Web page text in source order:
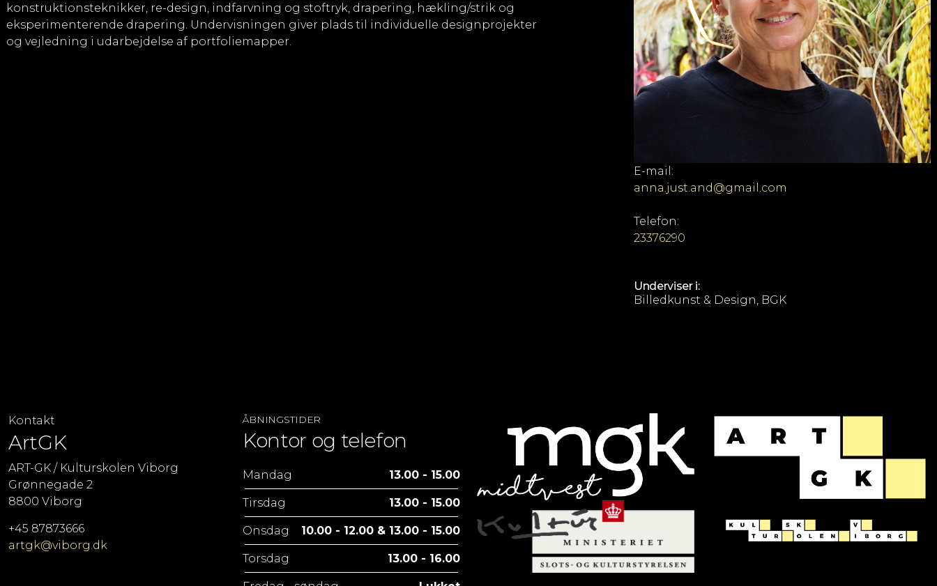
konstruktionsteknikker, re-design, indfarvning og stoftryk, drapering, hækling/strik og
eksperimenterende drapering. Undervisningen giver plads til individuelle designprojekter
og vejledning i udarbejdelse af portfoliemapper.
E-mail:
anna.just.and@gmail.com
Telefon:
23376290
Underviser i:
Billedkunst & Design, BGK
Kontakt
ArtGK
ART-GK / Kulturskolen Viborg
Grønnegade 2
8800 Viborg
+45 87873666
artgk@viborg.dk
ÅBNINGSTIDER
Kontor og telefon
Mandag 13.00 - 15.00
Tirsdag 13.00 - 15.00
Onsdag 10.00 - 12.00 & 13.00 - 15.00
Torsdag 13.00 - 16.00